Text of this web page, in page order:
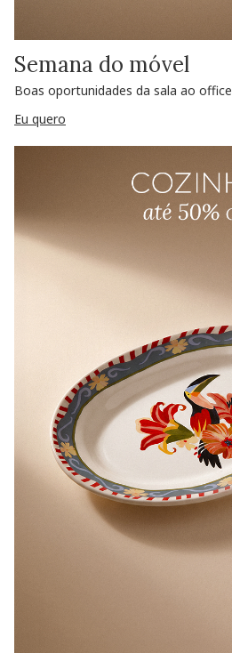
Semana do móvel
Boas oportunidades da sala ao office
Eu quero